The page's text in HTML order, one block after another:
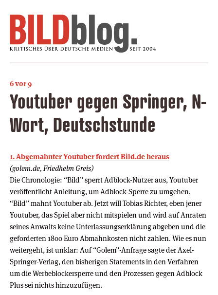
6 vor 9
Youtuber gegen Springer, N-
Wort, Deutschstunde
1. Abgemahnter Youtuber fordert Bild.de heraus
(golem.de, Friedhelm Greis)
Die Chronologie: “Bild” sperrt Adblock-Nutzer aus, Youtuber
veröffentlicht Anleitung, um Adblock-Sperre zu umgehen,
“Bild” mahnt Youtuber ab. Jetzt will Tobias Richter, eben jener
Youtuber, das Spiel aber nicht mitspielen und wird auf Anraten
seines Anwalts keine Unterlassungserklärung abgeben und die
geforderten 1800 Euro Abmahnkosten nicht zahlen. Wie es nun
weitergeht, ist unklar: Auf “Golem”-Anfrage sagte der Axel-
Springer-Verlag, den bisherigen Statements in den Verfahren
um die Werbeblockersperre und den Prozessen gegen Adblock
Plus sei nichts hinzuzufügen.